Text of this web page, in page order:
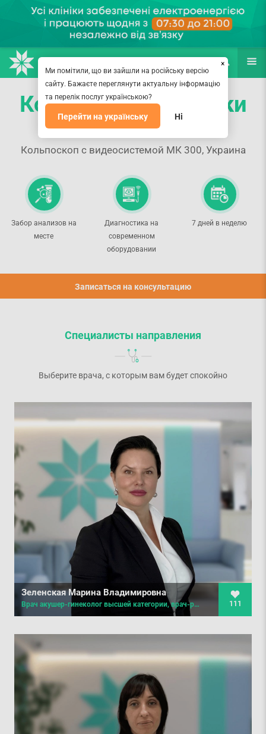
(067) 127-03-03
ПОИСК ЕЩЁ
Кольпоскопия шейки
матки
Кольпоскоп с видеосистемой МК 300, Украина
Забор анализов на
месте
Диагностика на
современном
оборудовании
7 дней в неделю
Записаться на консультацию
Специалисты направления
Выберите врача, с которым вам будет спокойно
111
Зеленская Марина Владимировна
Врач акушер-гинеколог высшей категории, врач-репродуктолог, специализация по управлению здравоохранением, клинический онколог
×
Ми помітили, що ви зайшли на російську версію
сайту. Бажаєте переглянути актуальну інформацію
та перелік послуг українською?
Перейти на українську Ні